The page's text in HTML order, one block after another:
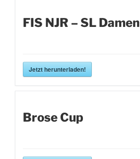
FIS NJR – SL Damen
Jetzt herunterladen!
Brose Cup